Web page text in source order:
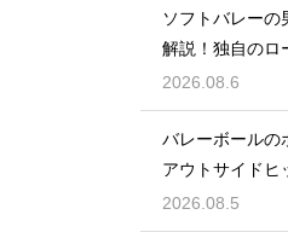
ソフトバレーの
解説！独自のロ
定とは
2026.08.6
バレーボールの
アウトサイドヒ
る能力
2026.08.5